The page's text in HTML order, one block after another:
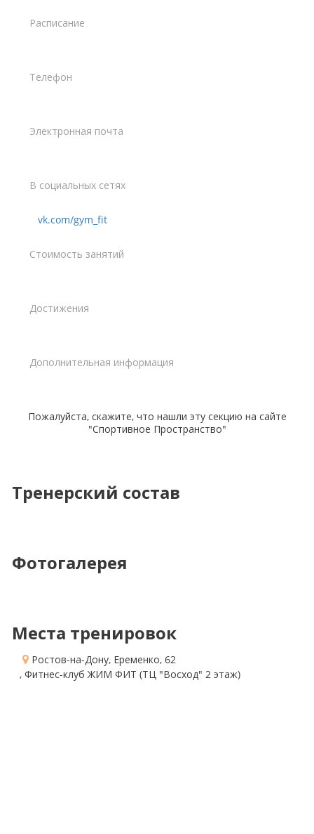
Расписание
Телефон
Электронная почта
В социальных сетях
vk.com/gym_fit
Стоимость занятий
Достижения
Дополнительная информация
Пожалуйста, скажите, что нашли эту секцию на сайте
"Спортивное Пространство"
Тренерский состав
Фотогалерея
Места тренировок
Ростов-на-Дону, Еременко, 62
, Фитнес-клуб ЖИМ ФИТ (ТЦ "Восход" 2 этаж)